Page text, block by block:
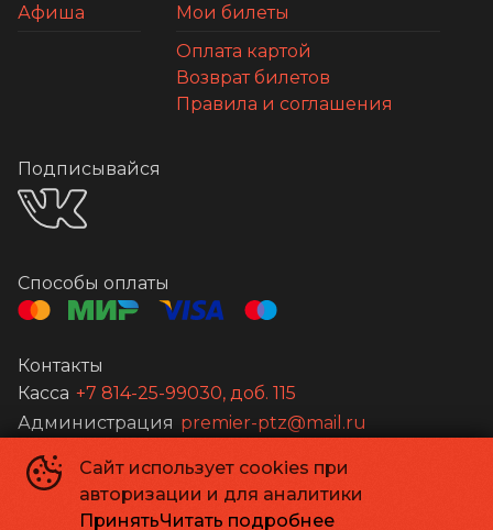
Сайт использует cookies при
авторизации и для аналитики
ПринятьЧитать подробнее
Афиша
Мои билеты
Оплата картой
Возврат билетов
Правила и соглашения
Подписывайся
Способы оплаты
Контакты
Касса +7 814-25-99030, доб. 115
Администрация premier-ptz@mail.ru
© 2026
Powered byp24.app